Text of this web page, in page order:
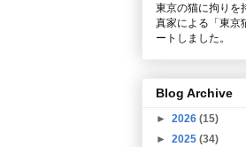
東京の猫に拘りを
真家による 「東
ートしました。
Blog Archive
► 2026 (15)
► 2025 (34)